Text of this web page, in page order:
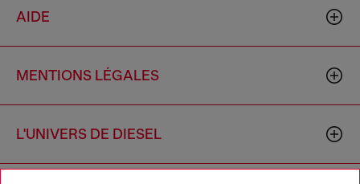
AIDE
MENTIONS LÉGALES
L'UNIVERS DE DIESEL